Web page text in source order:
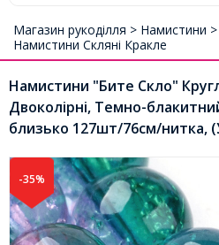
Магазин рукоділля > Намистини >
Намистини Скляні Кракле
Намистини "Бите Скло"
Двоколірні, Темно-
близько 127шт/76см/нитка,
-35%